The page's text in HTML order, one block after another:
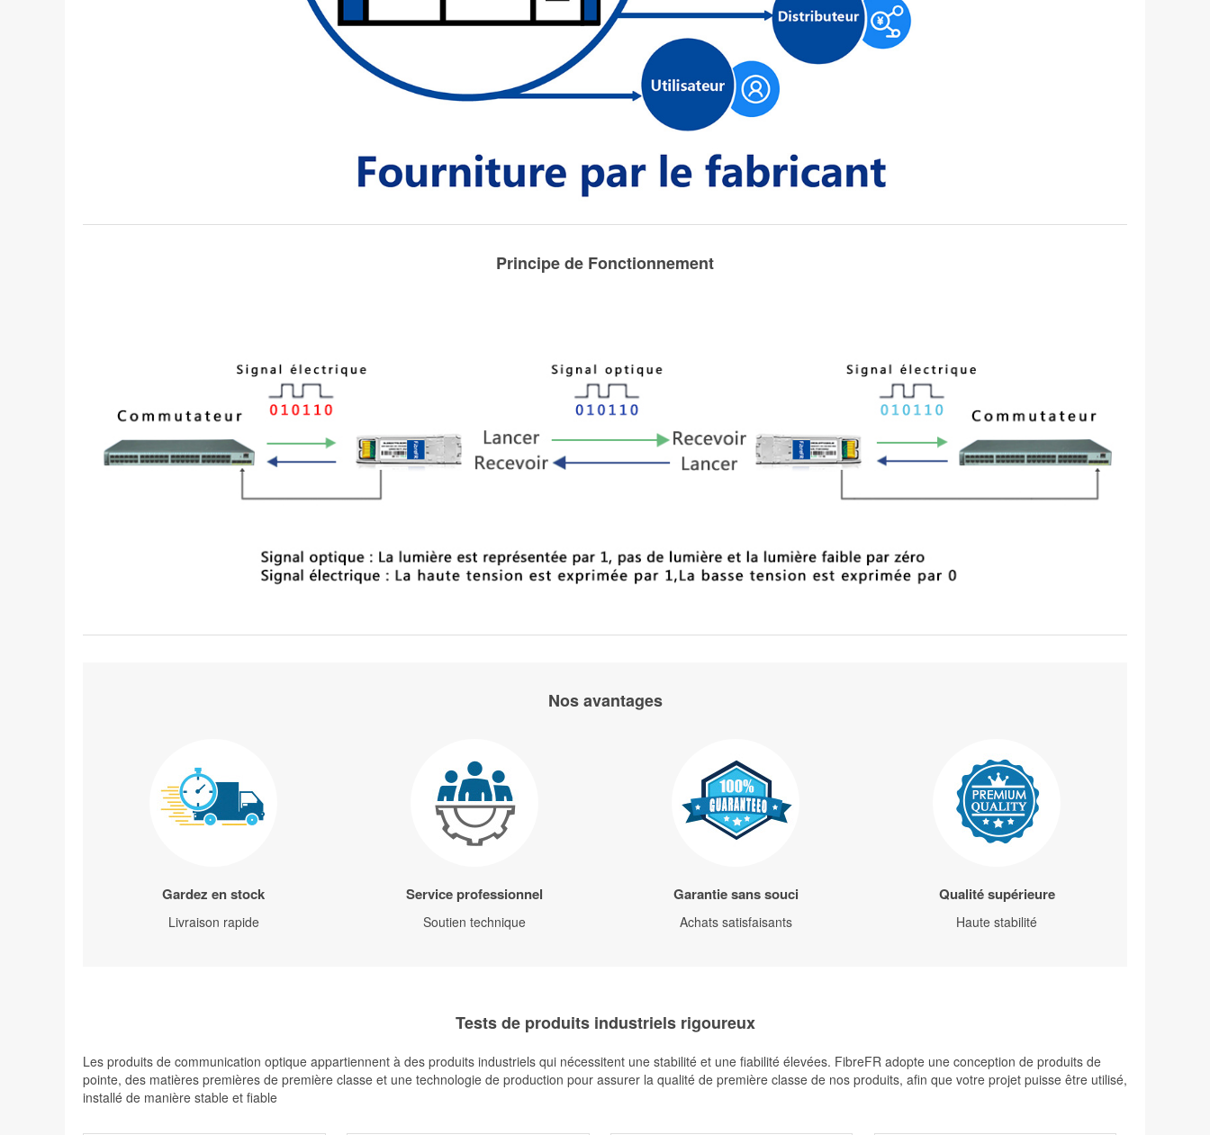
Principe de Fonctionnement
Nos avantages
Gardez en stock
Livraison rapide
Service professionnel
Soutien technique
Garantie sans souci
Achats satisfaisants
Qualité supérieure
Haute stabilité
Tests de produits industriels rigoureux
Les produits de communication optique appartiennent à des produits industriels qui nécessitent une stabilité et une fiabilité élevées. FibreFR adopte une conception de produits de
pointe, des matières premières de première classe et une technologie de production pour assurer la qualité de première classe de nos produits, afin que votre projet puisse être utilisé,
installé de manière stable et fiable